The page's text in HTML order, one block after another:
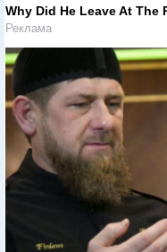
Why Did He Leave At The
Реклама